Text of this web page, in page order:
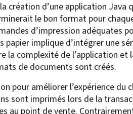
création d’une application Java
le bon format pour
d’impression adéquates
implique d’intégrer une
la complexité de l’application
de documents sont créés.
pour améliorer l’expérience du
sont imprimés lors de la
au point de vente.